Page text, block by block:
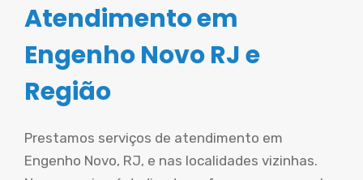
Atendimento em
Engenho Novo RJ e
Região
Prestamos serviços de atendimento em
Engenho Novo, RJ, e nas localidades vizinhas.